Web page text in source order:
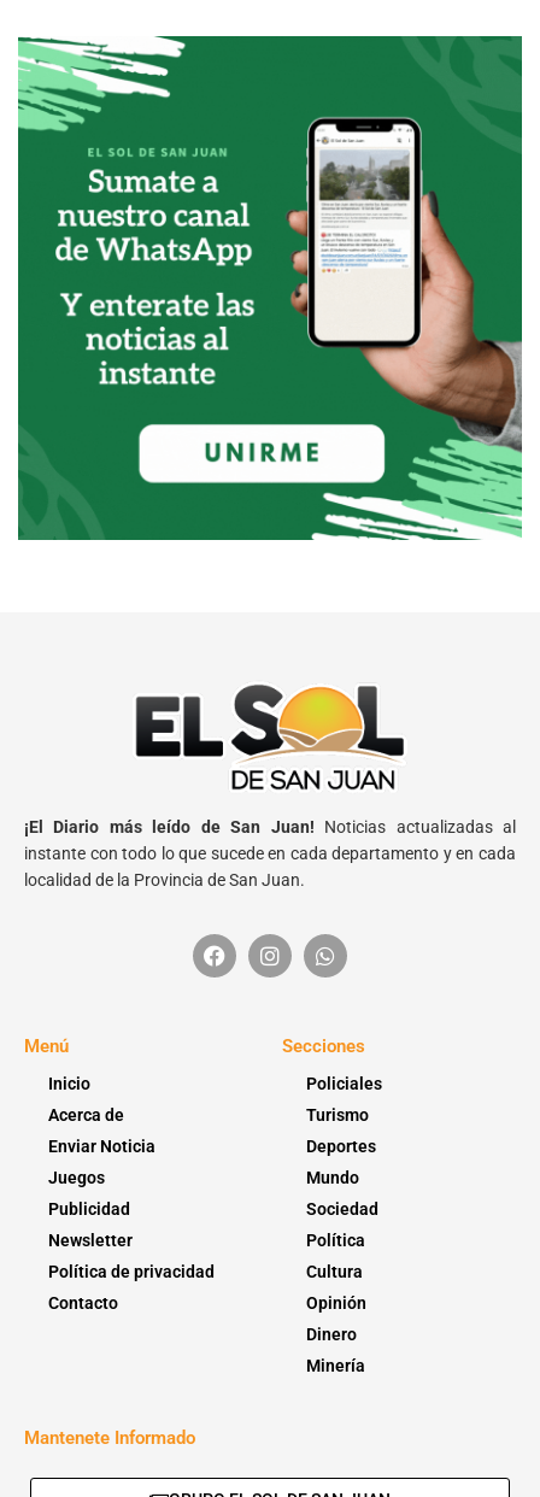
¡El Diario más leído de San Juan! Noticias actualizadas al
instante con todo lo que sucede en cada departamento y en cada
localidad de la Provincia de San Juan.
Menú
Inicio
Acerca de
Enviar Noticia
Juegos
Publicidad
Newsletter
Política de privacidad
Contacto
Secciones
Policiales
Turismo
Deportes
Mundo
Sociedad
Política
Cultura
Opinión
Dinero
Minería
Mantenete Informado